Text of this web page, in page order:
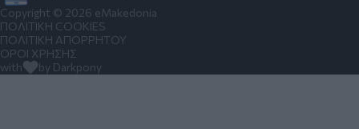
Copyright © 2026 eMakedonia
ΠΟΛΙΤΙΚΗ COOKIES
ΠΟΛΙΤΙΚΗ ΑΠΟΡΡΗΤΟΥ
ΟΡΟΙ ΧΡΗΣΗΣ
with
by Darkpony